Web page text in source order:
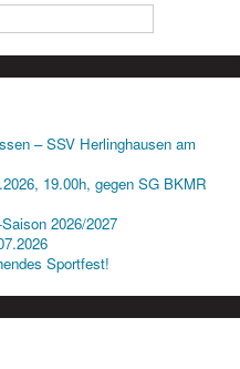
– SSV Herlinghausen am
19.00h, gegen SG BKMR
2026/2027
Sportfest!